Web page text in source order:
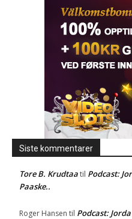
Siste kommentarer
Tore B. Krudtaatil Podcast:
Paaske..
Roger Hansen til Podcast: